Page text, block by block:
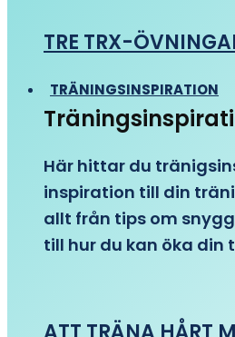
TRE TRX-
TRÄNINGSINSPIRATION
Här hittar du
inspiration till din
allt från tips om
till hur du kan öka